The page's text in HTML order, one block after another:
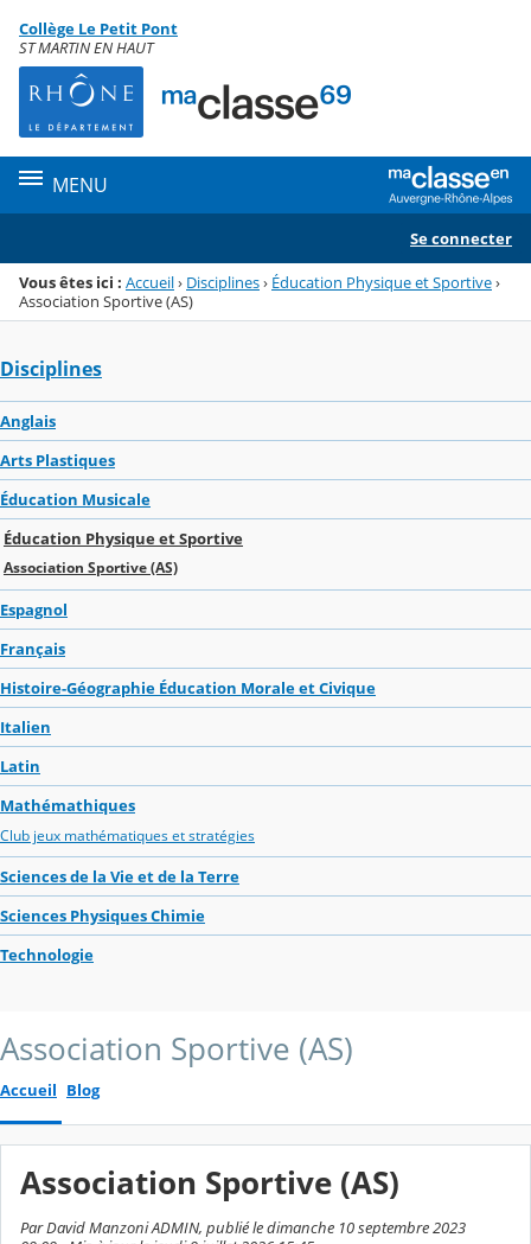
Menu de la rubrique
Contenu
Collège Le Petit Pont
ST MARTIN EN HAUT
MENU
Se connecter
Vous êtes ici : Accueil› Disciplines› Éducation Physique et Sportive›
Association Sportive (AS)
Disciplines
Anglais
Arts Plastiques
Éducation Musicale
Éducation Physique et Sportive
Association Sportive (AS)
Espagnol
Français
Histoire-Géographie Éducation Morale et Civique
Italien
Latin
Mathémathiques
Club jeux mathématiques et stratégies
Sciences de la Vie et de la Terre
Sciences Physiques Chimie
Technologie
Association Sportive (AS)
Accueil Blog
Association Sportive (AS)
Par David Manzoni ADMIN, publié le dimanche 10 septembre 2023